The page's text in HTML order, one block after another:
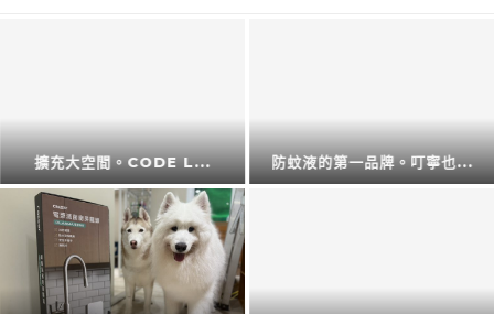
擴充大空間。CODE L... 防蚊液的第一品牌。叮寧也...